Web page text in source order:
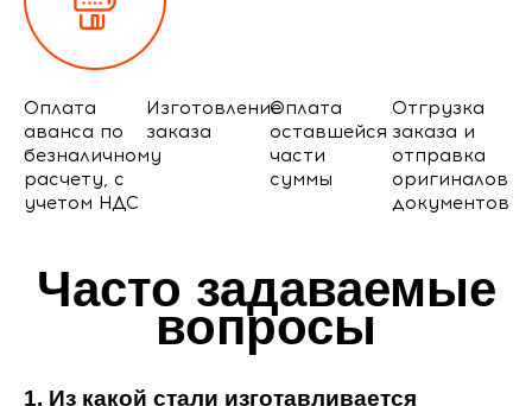
Оплата
аванса по
безналичному
расчету, с
учетом НДС
Изготовление
заказа
Оплата
оставшейся
части
суммы
Отгрузка
заказа и
отправка
оригиналов
документов
Часто задаваемые
вопросы
1. Из какой стали изготавливается